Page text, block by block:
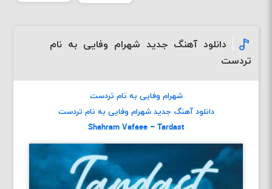
دانلود آهنگ جدید شهرام وفایی به نام
تردست
شهرام وفایی به نام تردست
دانلود آهنگ جدید شهرام وفایی به نام تردست
Shahram Vafaee – Tardast